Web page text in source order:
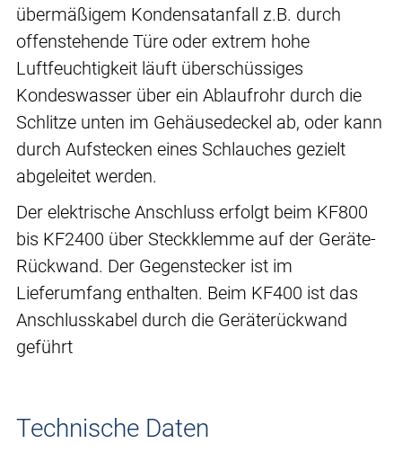
übermäßigem Kondensatanfall z.B. durch
offenstehende Türe oder extrem hohe
Luftfeuchtigkeit läuft überschüssiges
Kondeswasser über ein Ablaufrohr durch die
Schlitze unten im Gehäusedeckel ab, oder kann
durch Aufstecken eines Schlauches gezielt
abgeleitet werden.
Der elektrische Anschluss erfolgt beim KF800
bis KF2400 über Steckklemme auf der Geräte-
Rückwand. Der Gegenstecker ist im
Lieferumfang enthalten. Beim KF400 ist das
Anschlusskabel durch die Geräterückwand
geführt
Technische Daten